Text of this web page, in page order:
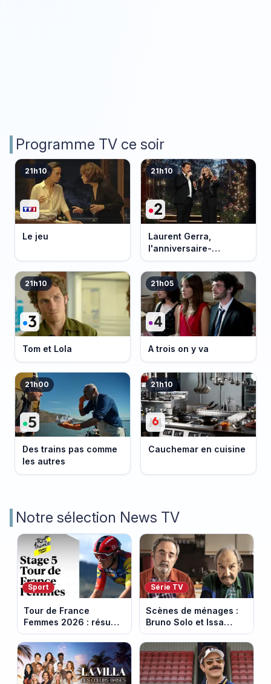
Programme TV ce soir
21h10
Le jeu
21h10
Laurent Gerra,
l'anniversaire-
événement
21h10
Tom et Lola
21h05
A trois on y va
21h00
Des trains pas comme
les autres
21h10
Cauchemar en cuisine
Notre sélection News TV
Sport
Tour de France
Femmes 2026 : résumé
vidéo de la 5e étape
entre Mâcon et
Belleville-en-
Beaujolais
Série TV
Scènes de ménages :
Bruno Solo et Issa
Doumbia rejoignent la
saison 18 sur M6